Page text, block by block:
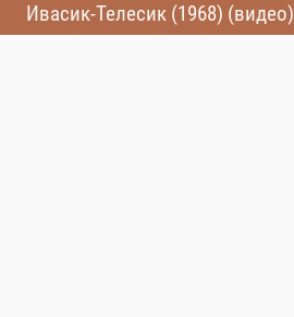
Ивасик-Телесик (1968) (видео)